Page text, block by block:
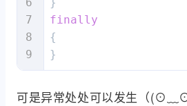
finally
{
}
可是异常处处可以发生（